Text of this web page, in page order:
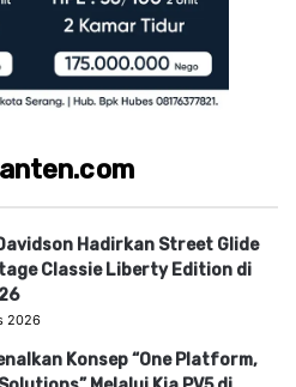
Hadirkan Street Glide
Classie Liberty Edition di
2026
Konsep “One Platform,